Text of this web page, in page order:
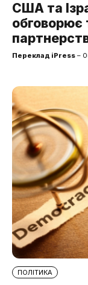
США та
обговорює
Переклад iPress –
ПОЛІТИКА